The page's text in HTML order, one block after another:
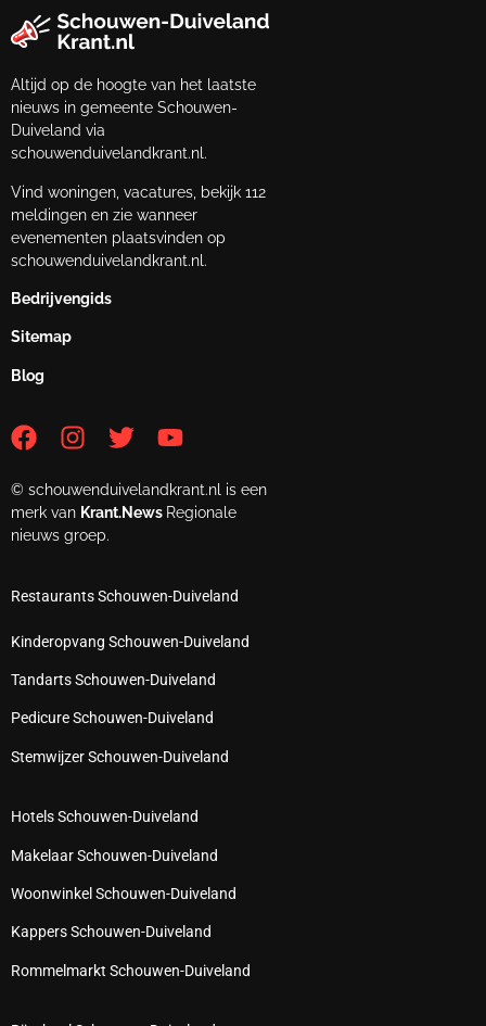
Altijd op de hoogte van het laatste
nieuws in gemeente Schouwen-
Duiveland via
schouwenduivelandkrant.nl.
Vind woningen, vacatures, bekijk 112
meldingen en zie wanneer
evenementen plaatsvinden op
schouwenduivelandkrant.nl.
Bedrijvengids
Sitemap
Blog
© schouwenduivelandkrant.nl is een
merk van Krant.News Regionale
nieuws groep.
Restaurants Schouwen-Duiveland
Kinderopvang Schouwen-Duiveland
Tandarts Schouwen-Duiveland
Pedicure Schouwen-Duiveland
Stemwijzer Schouwen-Duiveland
Hotels Schouwen-Duiveland
Makelaar Schouwen-Duiveland
Woonwinkel Schouwen-Duiveland
Kappers Schouwen-Duiveland
Rommelmarkt Schouwen-Duiveland